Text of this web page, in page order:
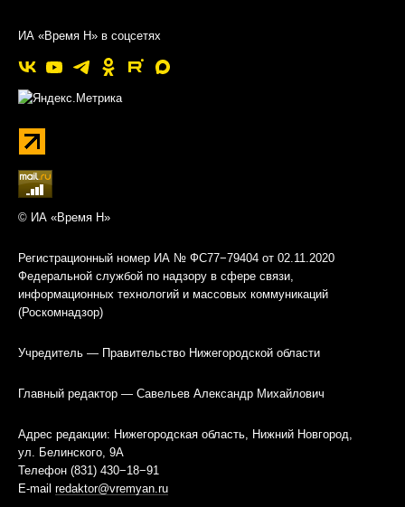
ИА «Время Н» в соцсетях
© ИА «Время Н»
Регистрационный номер ИА № ФС77−79404 от 02.11.2020
Федеральной службой по надзору в сфере связи,
информационных технологий и массовых коммуникаций
(Роскомнадзор)
Учредитель — Правительство Нижегородской области
Главный редактор — Савельев Александр Михайлович
Адрес редакции: Нижегородская область, Нижний Новгород,
ул. Белинского, 9А
Телефон (831) 430−18−91
E-mail redaktor@vremyan.ru